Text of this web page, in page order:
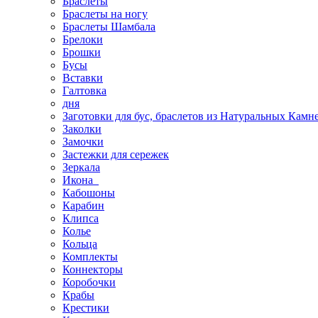
Браслеты на ногу
Браслеты Шамбала
Брелоки
Брошки
Бусы
Вставки
Галтовка
дня
Заготовки для бус, браслетов из Натуральных
Заколки
Замочки
Застежки для сережек
Зеркала
Икона
Кабошоны
Карабин
Клипса
Колье
Кольца
Комплекты
Коннекторы
Коробочки
Крабы
Крестики